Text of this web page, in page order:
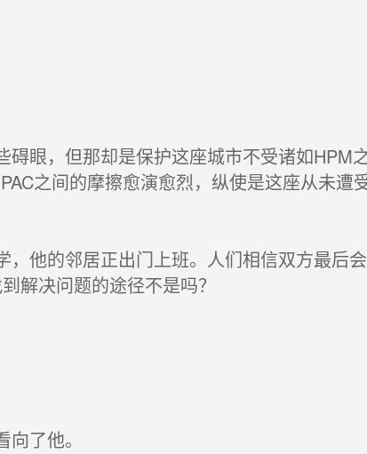
眼，但那却是保护这座城市不受诸如HPM
之间的摩擦愈演愈烈，纵使是这座从未遭
他的邻居正出门上班。人们相信双方最后
解决问题的途径不是吗？
了他。